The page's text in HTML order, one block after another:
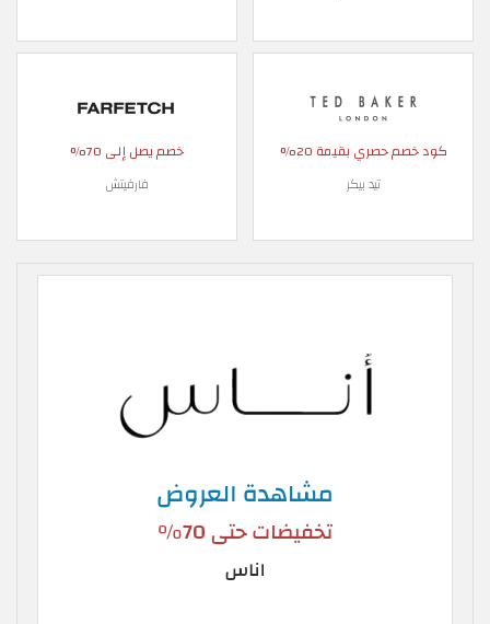
كود خصم حصري بقيمة 20%
تيد بيكر
خصم يصل إلى 70%
فارفيتش